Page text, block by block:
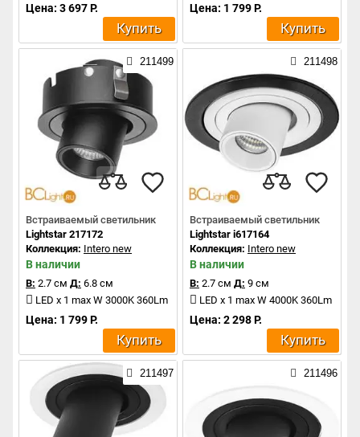
Цена: 3 697 Р.
Купить
Цена: 1 799 Р.
Купить
211499
Встраиваемый светильник
Lightstar 217172
Коллекция: Intero new
В наличии
В: 2.7 см Д: 6.8 см
LED x 1 max W 3000K 360Lm
Цена: 1 799 Р.
Купить
211498
Встраиваемый светильник
Lightstar i617164
Коллекция: Intero new
В наличии
В: 2.7 см Д: 9 см
LED x 1 max W 4000K 360Lm
Цена: 2 298 Р.
Купить
211497 211496